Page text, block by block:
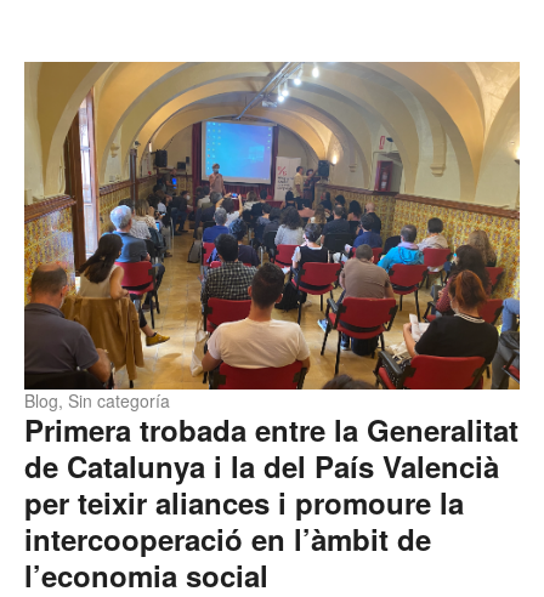
Primera trobada entre la Generalitat
de Catalunya i la del País Valencià
per teixir aliances i promoure la
intercooperació en l’àmbit de
l’economia social
Blog, Sin categoría